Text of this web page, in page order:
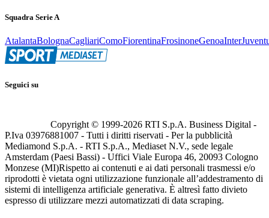
Squadra Serie A
AtalantaBolognaCagliariComoFiorentinaFrosinoneGenoaInter
Seguici su
Copyright © 1999-2026 RTI S.p.A. Business Digital -
P.Iva 03976881007 - Tutti i diritti riservati - Per la pubblicità
Mediamond S.p.A. - RTI S.p.A., Mediaset N.V., sede legale
Amsterdam (Paesi Bassi) - Uffici Viale Europa 46, 20093 Cologno
Monzese (MI)Rispetto ai contenuti e ai dati personali trasmessi e/o
riprodotti è vietata ogni utilizzazione funzionale all’addestramento di
sistemi di intelligenza artificiale generativa. È altresì fatto divieto
espresso di utilizzare mezzi automatizzati di data scraping.